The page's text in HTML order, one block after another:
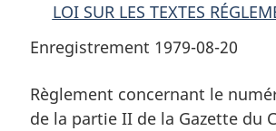
Canada
LOI SUR LES TEXTES
Enregistrement 1979-08-20
Règlement concernant le
de la partie II de la Gazette du